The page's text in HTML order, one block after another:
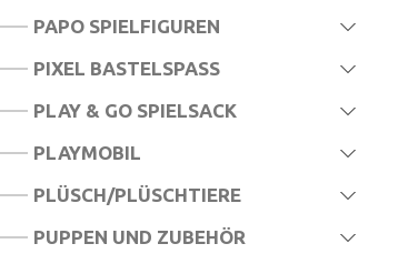
PAPO SPIELFIGUREN
PIXEL BASTELSPASS
PLAY & GO SPIELSACK
PLAYMOBIL
PLÜSCH/PLÜSCHTIERE
PUPPEN UND ZUBEHÖR